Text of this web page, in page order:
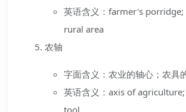
英语含义：farmer's
rural area
农轴
字面含义：农业的轴心；农具
英语含义：axis of
tool